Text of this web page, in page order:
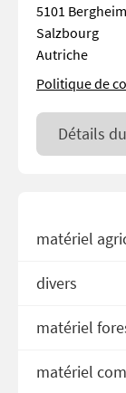
5101 Bergheim
Salzbourg
Autriche
Politique de
Détails
matériel
divers
matériel
matériel